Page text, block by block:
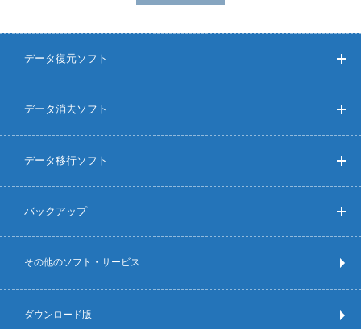
データ復元ソフト
データ消去ソフト
データ移行ソフト
バックアップ
その他のソフト・サービス
ダウンロード版